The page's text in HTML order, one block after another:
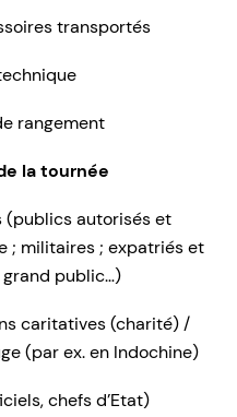
transportés
rangement
la tournée
(publics autorisés et
; militaires ; expatriés et
public…)
caritatives (charité) /
(par ex. en Indochine)
chefs d’Etat)